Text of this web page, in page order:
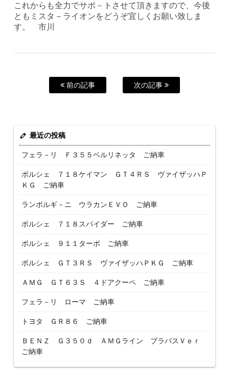
これからも全力でサポ－トさせて頂きますので、今後
ともミスタ－ライオンをどうぞ宜しくお願い致しま
す。 市川
前の記事 次の記事
最近の投稿
フェラ－リ Ｆ３５５ベルリネッタ ご納車
ポルシェ ７１８ケイマン ＧＴ４ＲＳ ヴァイザッハＰ
ＫＧ ご納車
ランボルギ－ニ ウラカンＥＶＯ ご納車
ポルシェ ７１８スパイダー ご納車
ポルシェ ９１１ターボ ご納車
ポルシェ ＧＴ３ＲＳ ヴァイザッハＰＫＧ ご納車
ＡＭＧ ＧＴ６３Ｓ ４ドアクーペ ご納車
フェラ－リ ローマ ご納車
トヨタ ＧＲ８６ ご納車
ＢＥＮＺ Ｇ３５０ｄ ＡＭＧライン ブラバスＶｅｒ
ご納車